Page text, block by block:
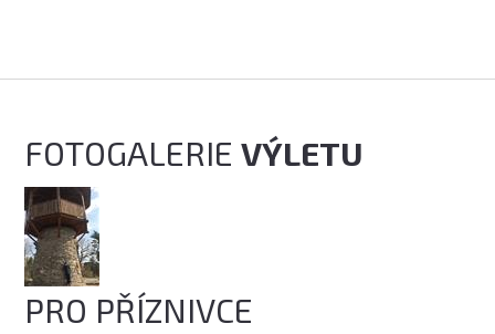
FOTOGALERIEVÝLETU
PRO PŘÍZNIVCE